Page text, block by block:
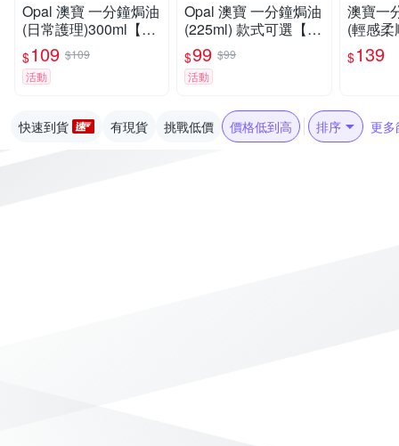
Opal 澳寶 一分鐘焗油
(日常護理)300ml【小
三美日】空運禁送 DS
026261 護髮膜 潤絲
洗頭
$109 $109
活動
Opal 澳寶 一分鐘焗油
(225ml) 款式可選【小
三美日】空運禁送 DS
026264 護髮膜 潤絲
洗頭
$99 $99
活動
澳寶一
(輕感
深層
$139
快速到貨 有現貨 挑戰低價 價格低到高 排序 更多